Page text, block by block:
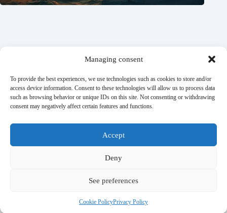
Managing consent
To provide the best experiences, we use technologies such as cookies to store and/or
access device information. Consent to these technologies will allow us to process data
such as browsing behavior or unique IDs on this site. Not consenting or withdrawing
consent may negatively affect certain features and functions.
Accept
Deny
See preferences
Cookie PolicyPrivacy Policy
Tidal barriers: from Venice to New York, what works?
The collapse of 20th-century drainage systems in the face of
21st-century rainfall.
Terms and conditions
Copyright © 2026 - WordPress Theme by